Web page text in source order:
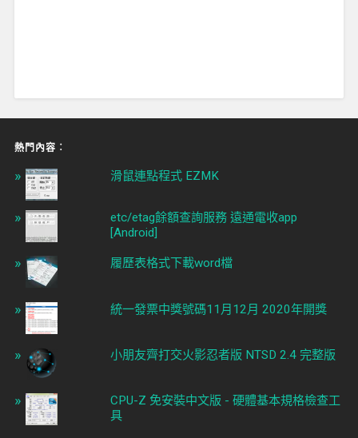
熱門內容︰
滑鼠連點程式 EZMK
etc/etag餘額查詢服務 遠通電收app
[Android]
履歷表格式下載word檔
統一發票中獎號碼11月12月 2020年開獎
小朋友齊打交火影忍者版 NTSD 2.4 完整版
CPU-Z 免安裝中文版 - 硬體基本規格檢查工
具